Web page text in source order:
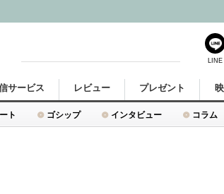
ト ゴシップ インタビュー コラム
サービス レビュー プレゼント
LINE